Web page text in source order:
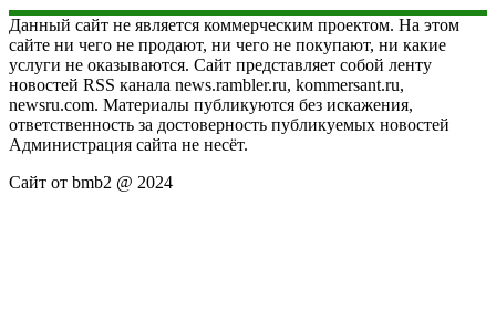
Данный сайт не является коммерческим проектом. На этом
сайте ни чего не продают, ни чего не покупают, ни какие
услуги не оказываются. Сайт представляет собой ленту
новостей RSS канала news.rambler.ru, kommersant.ru,
newsru.com. Материалы публикуются без искажения,
ответственность за достоверность публикуемых новостей
Администрация сайта не несёт.
Сайт от bmb2 @ 2024